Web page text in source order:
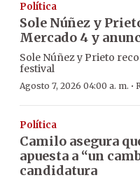
Política
Sole Núñez y
Mercado 4 y
Sole Núñez y Prieto
festival
Agosto 7, 2026 04:00 a. m. ·
Política
Camilo asegura
apuesta a “un
candidatura